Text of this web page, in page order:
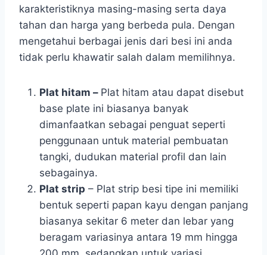
karakteristiknya masing-masing serta daya
tahan dan harga yang berbeda pula. Dengan
mengetahui berbagai jenis dari besi ini anda
tidak perlu khawatir salah dalam memilihnya.
Plat hitam – Plat hitam atau dapat disebut
base plate ini biasanya banyak
dimanfaatkan sebagai penguat seperti
penggunaan untuk material pembuatan
tangki, dudukan material profil dan lain
sebagainya.
Plat strip – Plat strip besi tipe ini memiliki
bentuk seperti papan kayu dengan panjang
biasanya sekitar 6 meter dan lebar yang
beragam variasinya antara 19 mm hingga